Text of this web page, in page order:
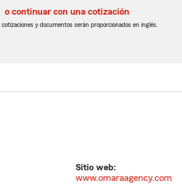
postal
de
postal
de
o continuar con una cotización
cotizaciones y documentos serán proporcionados en inglés.
Sitio web:
www.omaraagency.com